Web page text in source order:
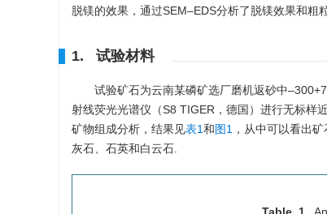
脱镁的效果，通过SEM–EDS分析了脱镁效果和粗
1. 试验材料
试验矿石为云南某磷矿选厂磨机返砂中
射线荧光光谱仪（S8 TIGER，德国）进行无标样
矿物组成分析，结果见表1和图1 ，从中可以看出
灰石、石英和白云石.